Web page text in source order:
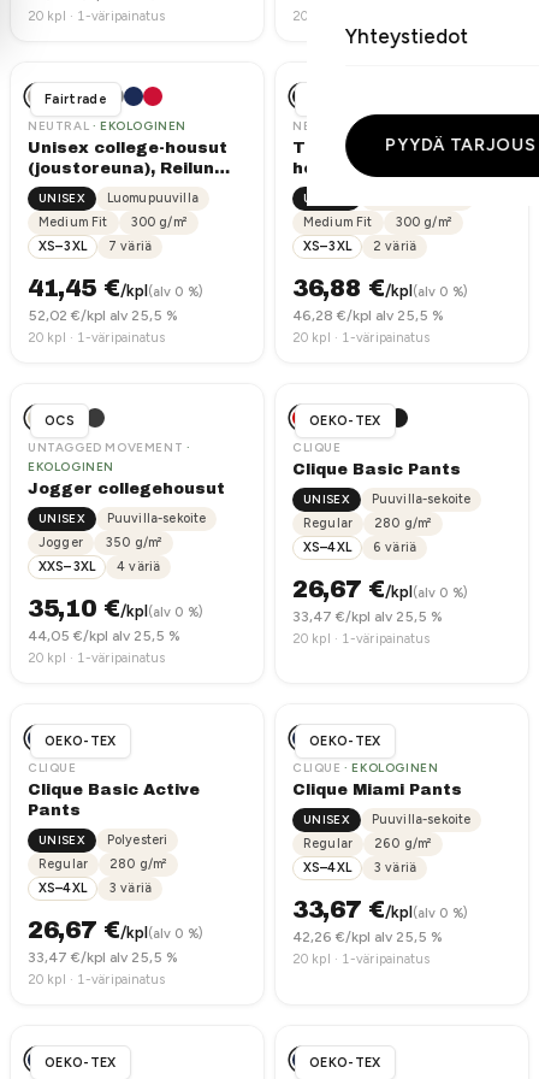
Yhteystiedot
PYYDÄ TARJOUS
Tarjoamme collegehousut toteutettuna omalla brodeerauksella
tai painatuksella, yrityksenne logolla tai muulla viestillä.
Täydellinen pari collegepaidan kanssa yhtenäiseen
asukokonaisuuteen.
Label Free -mallistomme collegehousut ovat ilman
niskalappua
, valmiita omaan brändäykseen ja painatukseen.
20 kpl · 1-väripainatus 20
Fairtrade
NEUTRAL · EKOLOGINEN
Unisex college-housut
(joustoreuna), Reilun
kaupan puuvilla, 300g
UNISEX
Luomupuuvilla
Medium Fit
300 g/m²
XS–3XL
7 väriä
41,45€/kpl (alv 0 %)
52,02 €/kpl alv 25,5 %
20 kpl · 1-väripainatus
NEUTRAL· EKOLOGINEN
Tiger Cotton College-
housut, luomupuuvilla,
300g
UNISEX
Medium Fit
300 g/m²
XS–3XL
2 väriä
36,88 €/kpl (alv 0 %)
46,28 €/kpl alv 25,5 %
20 kpl · 1-väripainatus
OCS
UNTAGGED MOVEMENT ·
EKOLOGINEN
Jogger collegehousut
UNISEX
Puuvilla-sekoite
Jogger
350 g/m²
XXS–3XL
4 väriä
35,10€/kpl (alv 0 %)
44,05 €/kpl alv 25,5 %
20 kpl · 1-väripainatus
OEKO-TEX
CLIQUE
Clique Basic Pants
UNISEX
Puuvilla-sekoite
Regular
280 g/m²
XS–4XL
6 väriä
26,67€/kpl (alv 0 %)
33,47 €/kpl alv 25,5 %
20 kpl · 1-väripainatus
OEKO-TEX
CLIQUE
Clique Basic Active
Pants
UNISEX
Polyesteri
Regular
280 g/m²
XS–4XL
3 väriä
26,67€/kpl (alv 0 %)
33,47 €/kpl alv 25,5 %
20 kpl · 1-väripainatus
OEKO-TEX
CLIQUE · EKOLOGINEN
Clique Miami Pants
UNISEX
Puuvilla-sekoite
Regular
260 g/m²
XS–4XL
3 väriä
33,67€/kpl (alv 0 %)
42,26 €/kpl alv 25,5 %
20 kpl · 1-väripainatus
OEKO-TEX OEKO-TEX